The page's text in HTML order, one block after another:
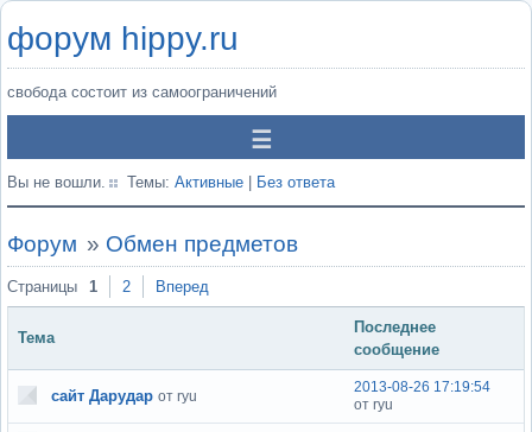
форум hippy.ru
свобода состоит из самоограничений
Вы не вошли. Темы: Активные Без ответа
Форум » Обмен предметов
Страницы 1 2 Вперед
Тема
Последнее
сообщение
сайт Дарудар от ryu
2013-08-26 17:19:54
от ryu